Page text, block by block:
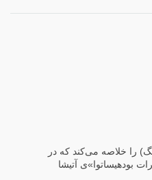
را خلاصه می‌کند که در
بودهیساتوا»ی آتیشا